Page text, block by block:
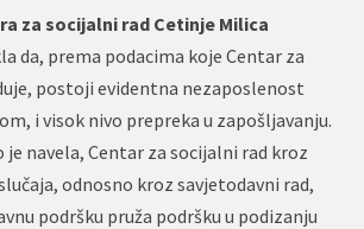
za socijalni rad Cetinje Milica
da, prema podacima koje Centar za
postoji evidentna nezaposlenost
i visok nivo prepreka u zapošljavanju.
navela, Centar za socijalni rad kroz
odnosno kroz savjetodavni rad,
podršku pruža podršku u podizanju